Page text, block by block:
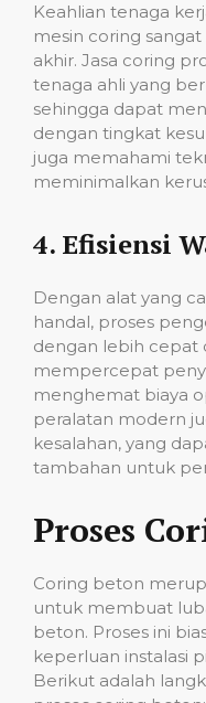
Keahlian tenaga
mesin coring
akhir. Jasa coring
tenaga ahli yang
sehingga dapat
dengan tingkat
juga memahami
meminimalkan
4. Efisiensi
Dengan alat yang
handal, proses
dengan lebih cepat
mempercepat
menghemat biaya
peralatan modern
kesalahan, yang
tambahan untuk
Proses
Coring beton
untuk membuat
beton. Proses ini
keperluan instalasi
Berikut adalah